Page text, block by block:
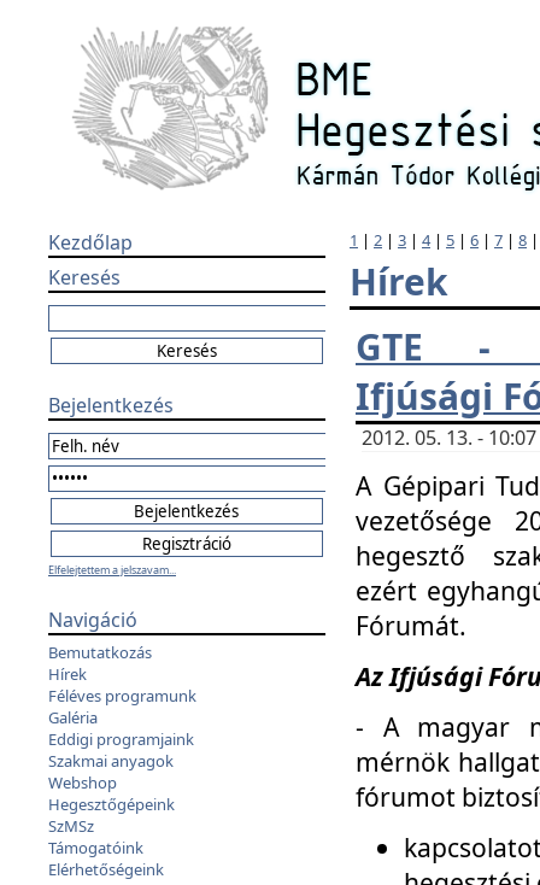
Kezdőlap
Keresés
Bejelentkezés
Elfelejtettem a jelszavam...
Navigáció
Bemutatkozás
Hírek
Féléves programunk
Galéria
Eddigi programjaink
Szakmai anyagok
Webshop
Hegesztőgépeink
SzMSz
Támogatóink
Elérhetőségeink
1 | 2 | 3 | 4| 5 | 6 | 7 | 8
Hírek
GTE -
Ifjúsági
2012. 05. 13. -
A Gépipari
vezetősége
hegesztő
ezért
Fórumát.
Az Ifjúsági
- A magyar
mérnök
fórumot